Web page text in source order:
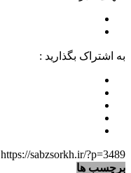
به اشتراک بگذارید :
https://sabzsorkh.ir/?p=3489
برچسب ها